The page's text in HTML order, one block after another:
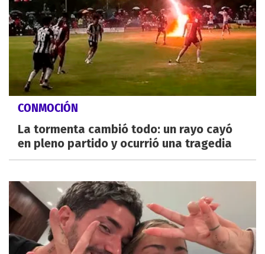
CONMOCIÓN
La tormenta cambió todo: un rayo cayó
en pleno partido y ocurrió una tragedia